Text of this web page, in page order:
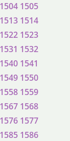
1504 1505
1513 1514
1522 1523
1531 1532
1540 1541
1549 1550
1558 1559
1567 1568
1576 1577
1585 1586